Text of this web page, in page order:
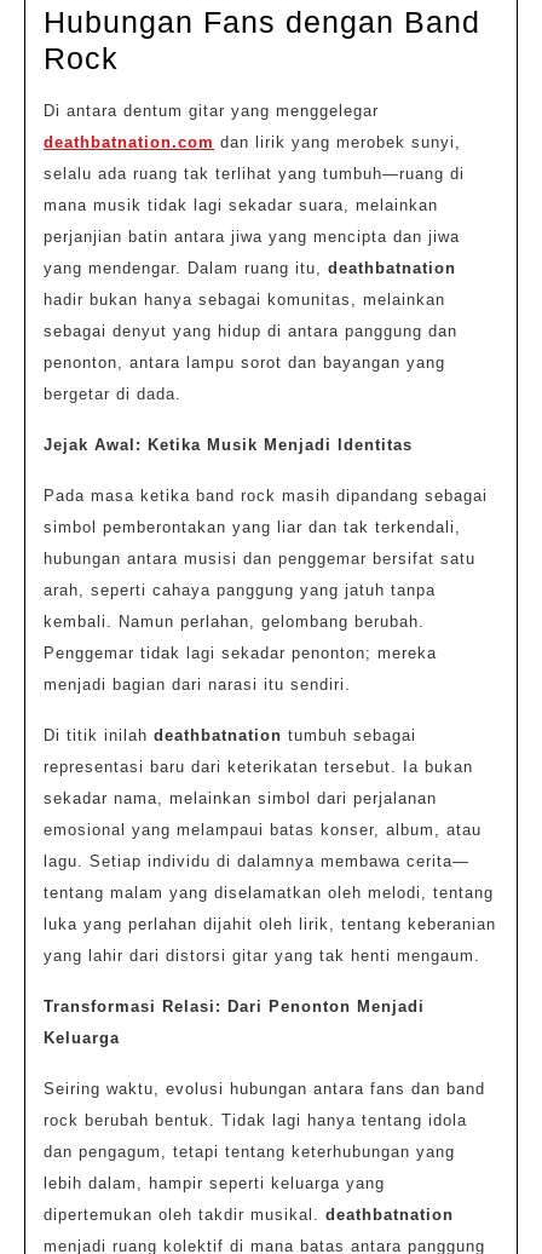
2026
Hubungan Fans dengan Band
Rock
Evolusi
Hubungan
Fans
dengan
Band
Rock
Di antara dentum gitar yang menggelegar
deathbatnation.com dan lirik yang merobek sunyi,
selalu ada ruang tak terlihat yang tumbuh—ruang di
mana musik tidak lagi sekadar suara, melainkan
perjanjian batin antara jiwa yang mencipta dan jiwa
yang mendengar. Dalam ruang itu, deathbatnation
hadir bukan hanya sebagai komunitas, melainkan
sebagai denyut yang hidup di antara panggung dan
penonton, antara lampu sorot dan bayangan yang
bergetar di dada.
Jejak Awal: Ketika Musik Menjadi Identitas
Pada masa ketika band rock masih dipandang sebagai
simbol pemberontakan yang liar dan tak terkendali,
hubungan antara musisi dan penggemar bersifat satu
arah, seperti cahaya panggung yang jatuh tanpa
kembali. Namun perlahan, gelombang berubah.
Penggemar tidak lagi sekadar penonton; mereka
menjadi bagian dari narasi itu sendiri.
Di titik inilah deathbatnation tumbuh sebagai
representasi baru dari keterikatan tersebut. Ia bukan
sekadar nama, melainkan simbol dari perjalanan
emosional yang melampaui batas konser, album, atau
lagu. Setiap individu di dalamnya membawa cerita—
tentang malam yang diselamatkan oleh melodi, tentang
luka yang perlahan dijahit oleh lirik, tentang keberanian
yang lahir dari distorsi gitar yang tak henti mengaum.
Transformasi Relasi: Dari Penonton Menjadi
Keluarga
Seiring waktu, evolusi hubungan antara fans dan band
rock berubah bentuk. Tidak lagi hanya tentang idola
dan pengagum, tetapi tentang keterhubungan yang
lebih dalam, hampir seperti keluarga yang
dipertemukan oleh takdir musikal. deathbatnation
menjadi ruang kolektif di mana batas antara panggung